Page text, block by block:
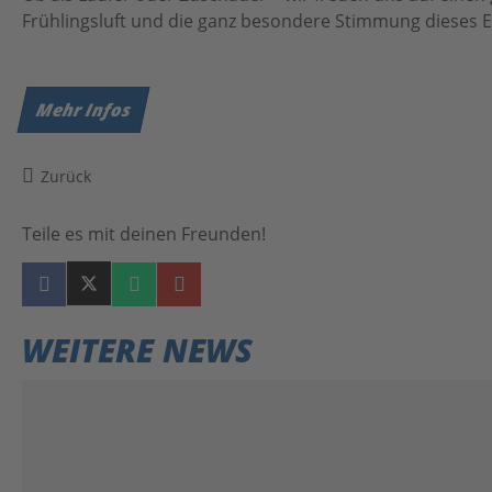
Botschafter:innen
Partner
Downloads
Frühlingsluft und die ganz besondere Stimmung dieses
Mehr Infos
Zurück
Teile es mit deinen Freunden!
WEITERE NEWS